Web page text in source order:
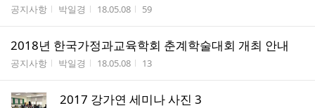
게시판명
공지사항 작성자
박일경 작성시간
18.05.08 조회수
59
2018년 한국가정과교육학회 춘계학술대회 개최 안내
게시판명
공지사항 작성자
박일경 작성시간
18.05.08 조회수
13
2017 강가연 세미나 사진 3